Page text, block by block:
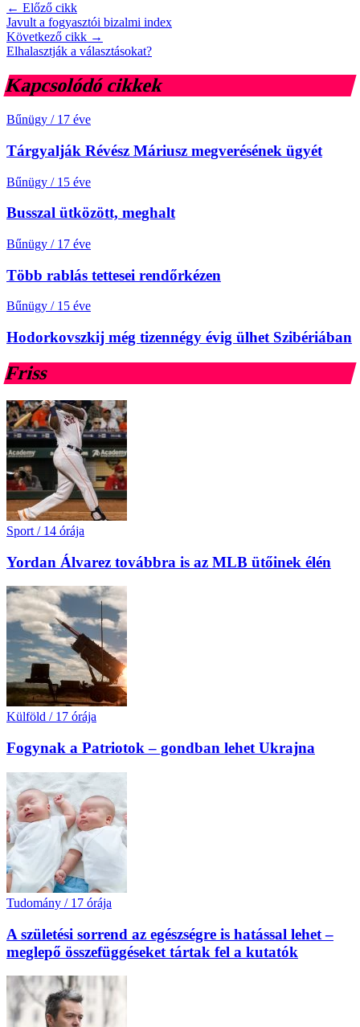
← Előző cikk
Javult a fogyasztói bizalmi index
Következő cikk →
Elhalasztják a választásokat?
Kapcsolódó cikkek
Bűnügy / 17 éve
Tárgyalják Révész Máriusz megverésének ügyét
Bűnügy / 15 éve
Busszal ütközött, meghalt
Bűnügy / 17 éve
Több rablás tettesei rendőrkézen
Bűnügy / 15 éve
Hodorkovszkij még tizennégy évig ülhet Szibériában
Friss
Sport / 14 órája
Yordan Álvarez továbbra is az MLB ütőinek élén
Külföld / 17 órája
Fogynak a Patriotok – gondban lehet Ukrajna
Tudomány / 17 órája
A születési sorrend az egészségre is hatással lehet –
meglepő összefüggéseket tártak fel a kutatók